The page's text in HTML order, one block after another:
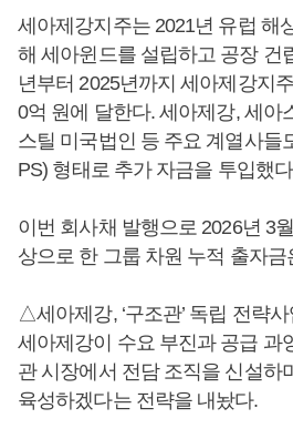
세아제강지주는 2021년 유럽 해
해 세아윈드를 설립하고 공장 건
년부터 2025년까지 세아제강지
0억 원에 달한다. 세아제강, 세아
스틸 미국법인 등 주요 계열사들
PS) 형태로 추가 자금을 투입했
이번 회사채 발행으로 2026년 3
상으로 한 그룹 차원 누적 출자
△세아제강, ‘구조관’ 독립 전략
세아제강이 수요 부진과 공급 과
관 시장에서 전담 조직을 신설하
육성하겠다는 전략을 내놨다.